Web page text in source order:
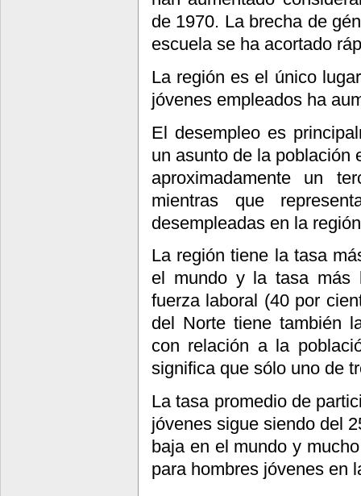
de 1970. La brecha de
escuela se ha acortado
La región es el único
jóvenes empleados ha
El desempleo es
un asunto de la población
aproximadamente un
mientras que
desempleadas en la
La región tiene la tasa
el mundo y la tasa más
fuerza laboral (40 por
del Norte tiene también
con relación a la
significa que sólo uno de
La tasa promedio de
jóvenes sigue siendo del
baja en el mundo y
para hombres jóvenes en